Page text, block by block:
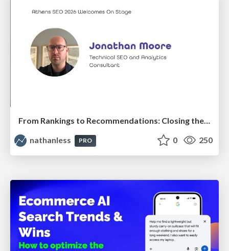
From Rankings to Recommendations: Closing the Measurement Chasm
nathanless
PRO 0 250